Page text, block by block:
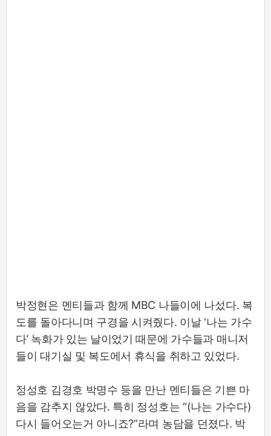
박정현은 멘티들과 함께 MBC 나들이에 나섰다. 복
도를 돌아다니며 구경을 시켜줬다. 이날 ‘나는 가수
다’ 녹화가 있는 날이었기 때문에 가수들과 매니저
들이 대기실 및 복도에서 휴식을 취하고 있었다.
정성호 김경호 박명수 등을 만난 멘티들은 기쁜 마
음을 감추지 않았다. 특히 정성호는 “(나는 가수다)
다시 들어오는거 아니죠?”라며 농담을 던졌다. 박